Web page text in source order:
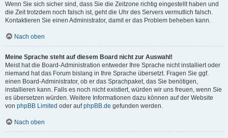
Wenn Sie sich sicher sind, dass Sie die Zeitzone richtig eingestellt haben und
die Zeit trotzdem noch falsch ist, geht die Uhr des Servers vermutlich falsch.
Kontaktieren Sie einen Administrator, damit er das Problem beheben kann.
Nach oben
Meine Sprache steht auf diesem Board nicht zur Auswahl!
Meist hat die Board-Administration entweder Ihre Sprache nicht installiert oder
niemand hat das Forum bislang in Ihre Sprache übersetzt. Fragen Sie ggf.
einen Board-Administrator, ob er das Sprachpaket, das Sie benötigen,
installieren kann. Falls es noch nicht existiert, würden wir uns freuen, wenn Sie
es übersetzen würden. Weitere Informationen dazu können auf der Website
von phpBB Limited oder aufphpBB.de gefunden werden.
Nach oben